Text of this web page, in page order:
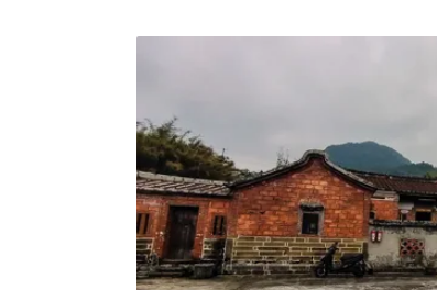
計劃中的淡蘭便道不因官府不肯修築
路即是「茶路」。​問耆老、查文獻、
起，深坑老街因而匯集成熱鬧的街肆
而林立。當時一般茶農還